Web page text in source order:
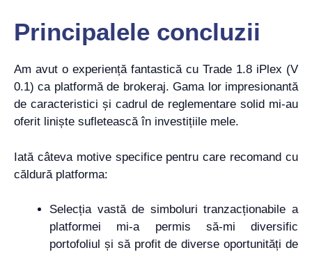
Principalele concluzii
Am avut o experiență fantastică cu Trade 1.8 iPlex (V
0.1) ca platformă de brokeraj. Gama lor impresionantă
de caracteristici și cadrul de reglementare solid mi-au
oferit liniște sufletească în investițiile mele.
Iată câteva motive specifice pentru care recomand cu
căldură platforma:
Selecția vastă de simboluri tranzacționabile a
platformei mi-a permis să-mi diversific
portofoliul și să profit de diverse oportunități de